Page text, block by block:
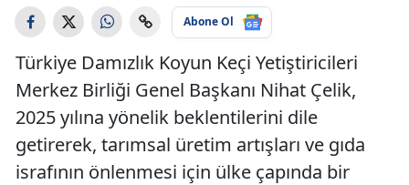
Abone Ol
Türkiye Damızlık Koyun Keçi Yetiştiricileri
Merkez Birliği Genel Başkanı Nihat Çelik,
2025 yılına yönelik beklentilerini dile
getirerek, tarımsal üretim artışları ve gıda
israfının önlenmesi için ülke çapında bir